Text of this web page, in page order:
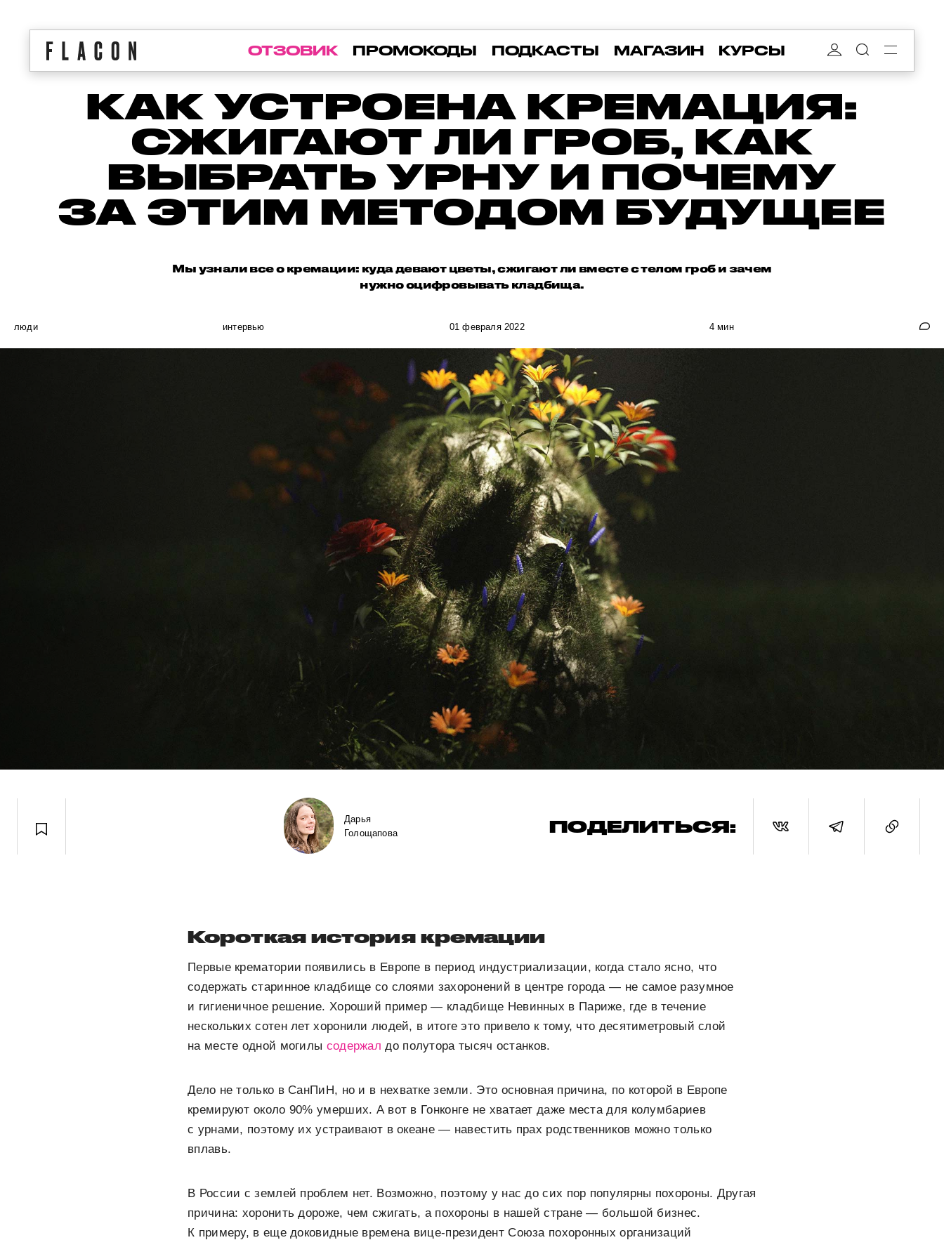
ОТЗОВИК ПРОМОКОДЫ ПОДКАСТЫ МАГАЗИН КУРСЫ
КАК УСТРОЕНА КРЕМАЦИЯ:
СЖИГАЮТ ЛИ ГРОБ, КАК
ВЫБРАТЬ УРНУ И ПОЧЕМУ
ЗА ЭТИМ МЕТОДОМ БУДУЩЕЕ
Мы узнали все о кремации: куда девают цветы, сжигают ли вместе с телом гроб и зачем
нужно оцифровывать кладбища.
люди интервью 01 февраля 2022 4 мин
Дарья
Голощапова
ПОДЕЛИТЬСЯ:
Короткая история кремации
Первые крематории появились в Европе в период индустриализации, когда стало ясно, что
содержать старинное кладбище со слоями захоронений в центре города — не самое разумное
и гигиеничное решение. Хороший пример — кладбище Невинных в Париже, где в течение
нескольких сотен лет хоронили людей, в итоге это привело к тому, что десятиметровый слой
на месте одной могилы содержал до полутора тысяч останков.
Дело не только в СанПиН, но и в нехватке земли. Это основная причина, по которой в Европе
кремируют около 90% умерших. А вот в Гонконге не хватает даже места для колумбариев
с урнами, поэтому их устраивают в океане — навестить прах родственников можно только
вплавь.
В России с землей проблем нет. Возможно, поэтому у нас до сих пор популярны похороны. Другая
причина: хоронить дороже, чем сжигать, а похороны в нашей стране — большой бизнес.
К примеру, в еще доковидные времена вице-президент Союза похоронных организаций